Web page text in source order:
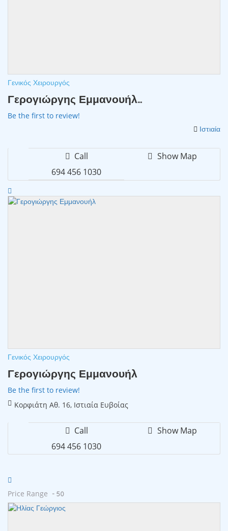
Γενικός Χειρουργός
Γερογιώργης Εμμανουήλ...
Be the first to review!
Ιστιαία
Call
694 456 1030
Show Map
Γενικός Χειρουργός
Γερογιώργης Εμμανουήλ
Be the first to review!
Κορφιάτη Αθ. 16, Ιστιαία Ευβοίας
Call
694 456 1030
Show Map
Price Range - 50